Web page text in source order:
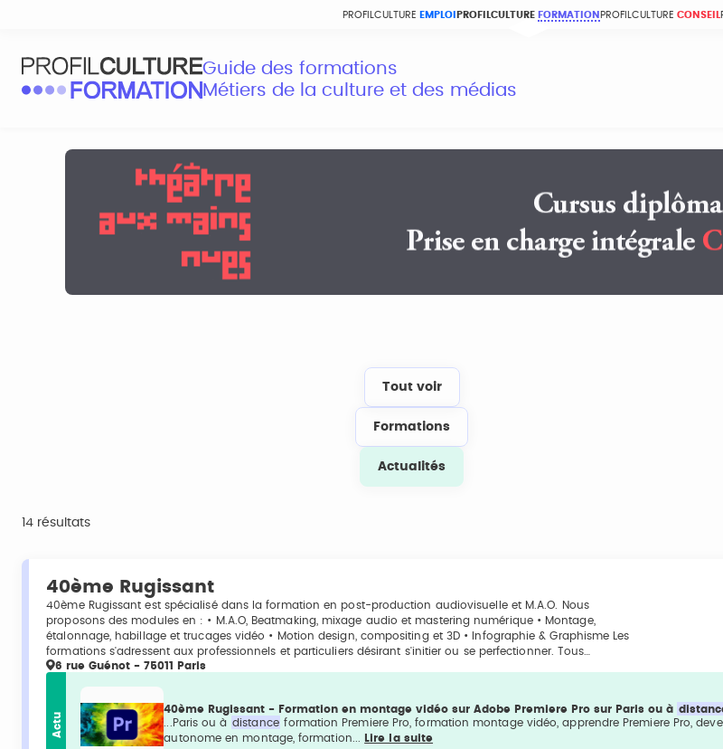
PROFILCULTURE EMPLOI PROFILCULTURE FORMATION PROFILCULTURE CONSEIL
Guide des formations
Métiers de la culture et des médias
Tout voir
Formations
Actualités
14 résultats
40ème Rugissant
40ème Rugissant est spécialisé dans la formation en post-production audiovisuelle et M.A.O. Nous
proposons des modules en : • M.A.O, Beatmaking, mixage audio et mastering numérique • Montage,
étalonnage, habillage et trucages vidéo • Motion design, compositing et 3D • Infographie & Graphisme Les
formations s'adressent aux professionnels et particuliers désirant s'initier ou se perfectionner. Tous…
6 rue Guénot - 75011 Paris
Actu
40ème Rugissant - Formation en montage vidéo sur Adobe Premiere Pro sur Paris ou à
...Paris ou à distance formation Premiere Pro, formation montage vidéo, apprendre Premiere Pro,
autonome en montage, formation...
Lire la suite